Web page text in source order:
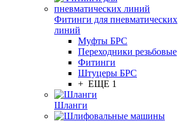
Фитинги для пневматических
линий
Муфты БРС
Переходники резьбовые
Фитинги
Штуцеры БРС
+ ЕЩЕ 1
Шланги